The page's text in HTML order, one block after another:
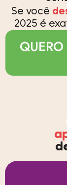
Se você
2025 é